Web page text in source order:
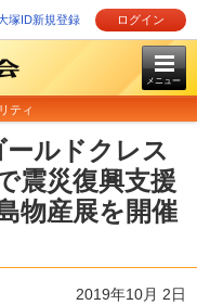
塚ID新規登録 ログイン
メニュー
ティ
ルドクレス
震災復興支援
物産展を開催
2019年10月 2日